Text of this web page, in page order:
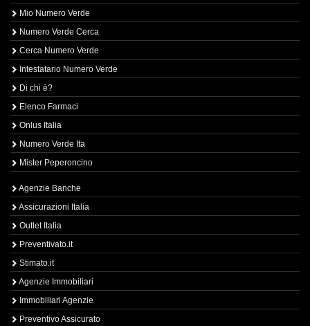
Mio Numero Verde
Numero Verde Cerca
Cerca Numero Verde
Intestatario Numero Verde
Di chi è?
Elenco Farmaci
Onlus Italia
Numero Verde Ita
Mister Peperoncino
Agenzie Banche
Assicurazioni Italia
Outlet Italia
Preventivato.it
Stimato.it
Agenzie Immobiliari
Immobiliari Agenzie
Preventivo Assicurato